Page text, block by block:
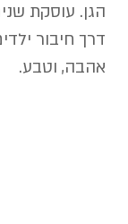
הגן. עוסקת
דרך חיבור
אהבה, וטבע.